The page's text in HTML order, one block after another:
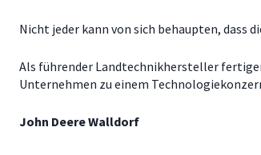
Nicht jeder kann von sich behaupten, dass
Als führender Landtechnikhersteller
Unternehmen zu einem
John Deere Walldorf